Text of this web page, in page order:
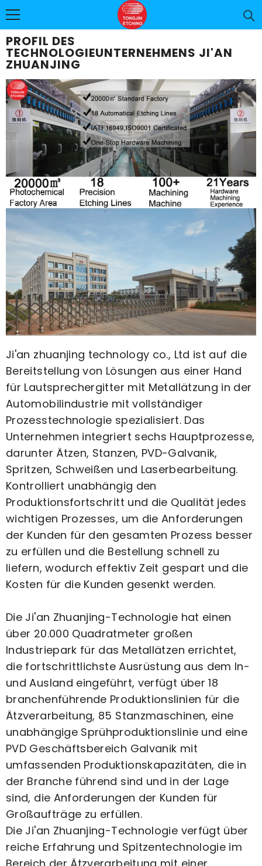
ZUM INHALT SPRINGEN
PROFIL DES
TECHNOLOGIEUNTERNEHMENS JI'AN
ZHUANJING
Ji'an zhuanjing technology co., Ltd ist auf die
Bereitstellung von Lösungen aus einer Hand
für Lautsprechergitter mit Metallätzung in der
Automobilindustrie mit vollständiger
Prozesstechnologie spezialisiert. Das
Unternehmen integriert sechs Hauptprozesse,
darunter Ätzen, Stanzen, PVD-Galvanik,
Spritzen, Schweißen und Laserbearbeitung.
Kontrolliert unabhängig den
Produktionsfortschritt und die Qualität jedes
wichtigen Prozesses, um die Anforderungen
der Kunden für den gesamten Prozess besser
zu erfüllen und die Bestellung schnell zu
liefern, wodurch effektiv Zeit gespart und die
Kosten für die Kunden gesenkt werden.
Die Ji'an Zhuanjing-Technologie hat einen
über 20.000 Quadratmeter großen
Industriepark für das Metallätzen errichtet,
die fortschrittlichste Ausrüstung aus dem In-
und Ausland eingeführt, verfügt über 18
branchenführende Produktionslinien für die
Ätzverarbeitung, 85 Stanzmaschinen, eine
unabhängige Sprühproduktionslinie und eine
PVD Geschäftsbereich Galvanik mit
umfassenden Produktionskapazitäten, die in
der Branche führend sind und in der Lage
sind, die Anforderungen der Kunden für
Großaufträge zu erfüllen.
Die Ji'an Zhuanjing-Technologie verfügt über
reiche Erfahrung und Spitzentechnologie im